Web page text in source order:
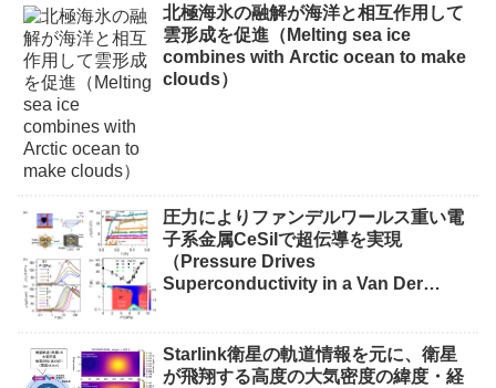
北極海氷の融解が海洋と相互作用して
雲形成を促進（Melting sea ice
combines with Arctic ocean to make
clouds）
圧力によりファンデルワールス重い電
子系金属CeSiIで超伝導を実現
（Pressure Drives
Superconductivity in a Van Der
Starlink衛星の軌道情報を元に、衛星
が飛翔する高度の大気密度の緯度・経